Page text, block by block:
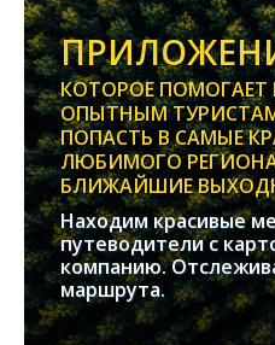
КОТОРОЕ
ОПЫТНЫМ
ПОПАСТЬ В САМЫЕ
ЛЮБИМОГО
БЛИЖАЙШИЕ
Находим красивые
путеводители с
компанию.
маршрута.